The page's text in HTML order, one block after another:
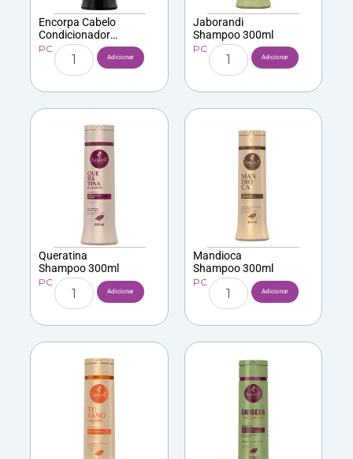
Encorpa Cabelo
Condicionador
300ml
PC Quantidade
de
300ml
Adicionar
Jaborandi
Shampoo 300ml
PC Quantidade
de
Adicionar
Queratina
Shampoo 300ml
PC Quantidade
de
Adicionar
Mandioca
Shampoo 300ml
PC Quantidade
de
Adicionar